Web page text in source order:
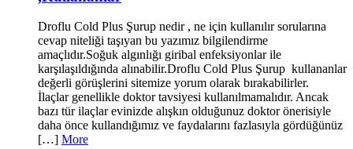
Droflu Cold Plus Şurup nedir , ne için kullanılır sorularına
cevap niteliği taşıyan bu yazımız bilgilendirme
amaçlıdır.Soğuk algınlığı giribal enfeksiyonlar ile
karşılaşıldığında alınabilir.Droflu Cold Plus Şurup kullananlar
değerli görüşlerini sitemize yorum olarak bırakabilirler.
İlaçlar genellikle doktor tavsiyesi kullanılmamalıdır. Ancak
bazı tür ilaçlar evinizde alışkın olduğunuz doktor önerisiyle
daha önce kullandığımız ve faydalarını fazlasıyla gördüğünüz
[…] More